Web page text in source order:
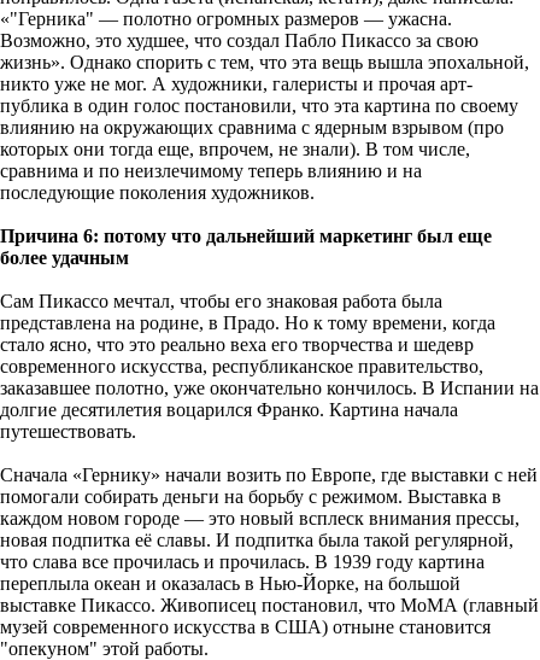
«"Герника" — полотно огромных размеров — ужасна.
Возможно, это худшее, что создал Пабло Пикассо за свою
жизнь». Однако спорить с тем, что эта вещь вышла эпохальной,
никто уже не мог. А художники, галеристы и прочая арт-
публика в один голос постановили, что эта картина по своему
влиянию на окружающих сравнима с ядерным взрывом (про
которых они тогда еще, впрочем, не знали). В том числе,
сравнима и по неизлечимому теперь влиянию и на
последующие поколения художников.
Причина 6: потому что дальнейший маркетинг был еще
более удачным
Сам Пикассо мечтал, чтобы его знаковая работа была
представлена на родине, в Прадо. Но к тому времени, когда
стало ясно, что это реально веха его творчества и шедевр
современного искусства, республиканское правительство,
заказавшее полотно, уже окончательно кончилось. В Испании на
долгие десятилетия воцарился Франко. Картина начала
путешествовать.
Сначала «Гернику» начали возить по Европе, где выставки с ней
помогали собирать деньги на борьбу с режимом. Выставка в
каждом новом городе — это новый всплеск внимания прессы,
новая подпитка её славы. И подпитка была такой регулярной,
что слава все прочилась и прочилась. В 1939 году картина
переплыла океан и оказалась в Нью-Йорке, на большой
выставке Пикассо. Живописец постановил, что МоМА (главный
музей современного искусства в США) отныне становится
"опекуном" этой работы.